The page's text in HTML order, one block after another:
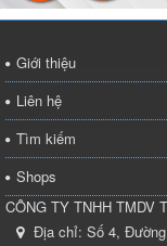
Giới thiệu
Liên hệ
Tìm kiếm
Shops
CÔNG TY TNHH TMDV
Địa chỉ: Số 4,